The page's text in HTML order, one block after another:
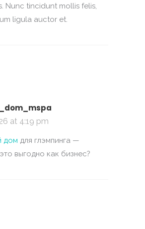
Nunc tincidunt mollis felis,
ligula auctor et.
at 4:19 pm
дом для глэмпинга —
выгодно как бизнес?